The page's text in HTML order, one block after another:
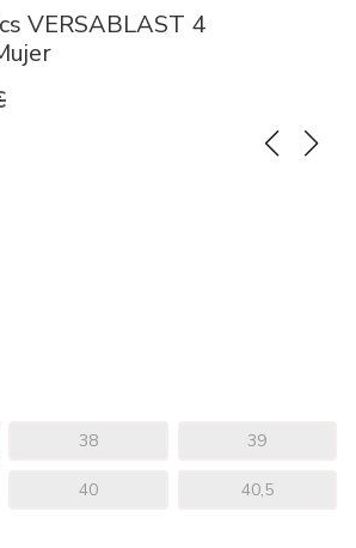
VERSABLAST 4
38 39
40 40,5